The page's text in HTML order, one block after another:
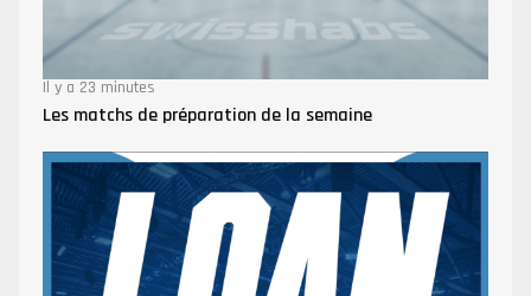
Il y a 23 minutes
Les matchs de préparation de la semaine